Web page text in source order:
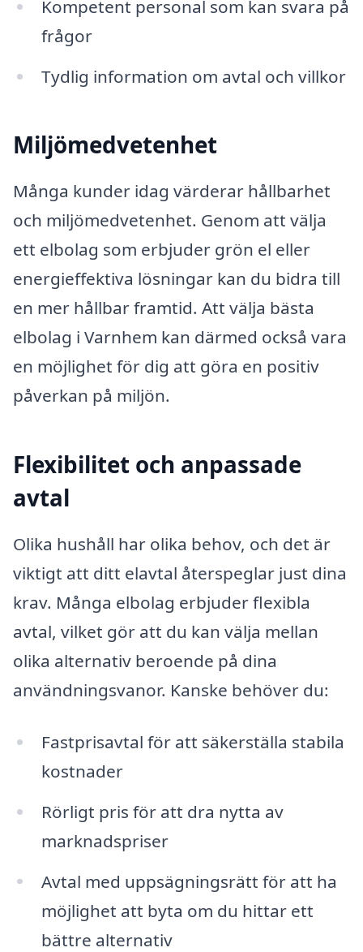
Kompetent personal som kan svara på
frågor
Tydlig information om avtal och villkor
Miljömedvetenhet
Många kunder idag värderar hållbarhet
och miljömedvetenhet. Genom att välja
ett elbolag som erbjuder grön el eller
energieffektiva lösningar kan du bidra till
en mer hållbar framtid. Att välja bästa
elbolag i Varnhem kan därmed också vara
en möjlighet för dig att göra en positiv
påverkan på miljön.
Flexibilitet och anpassade
avtal
Olika hushåll har olika behov, och det är
viktigt att ditt elavtal återspeglar just dina
krav. Många elbolag erbjuder flexibla
avtal, vilket gör att du kan välja mellan
olika alternativ beroende på dina
användningsvanor. Kanske behöver du:
Fastprisavtal för att säkerställa stabila
kostnader
Rörligt pris för att dra nytta av
marknadspriser
Avtal med uppsägningsrätt för att ha
möjlighet att byta om du hittar ett
bättre alternativ